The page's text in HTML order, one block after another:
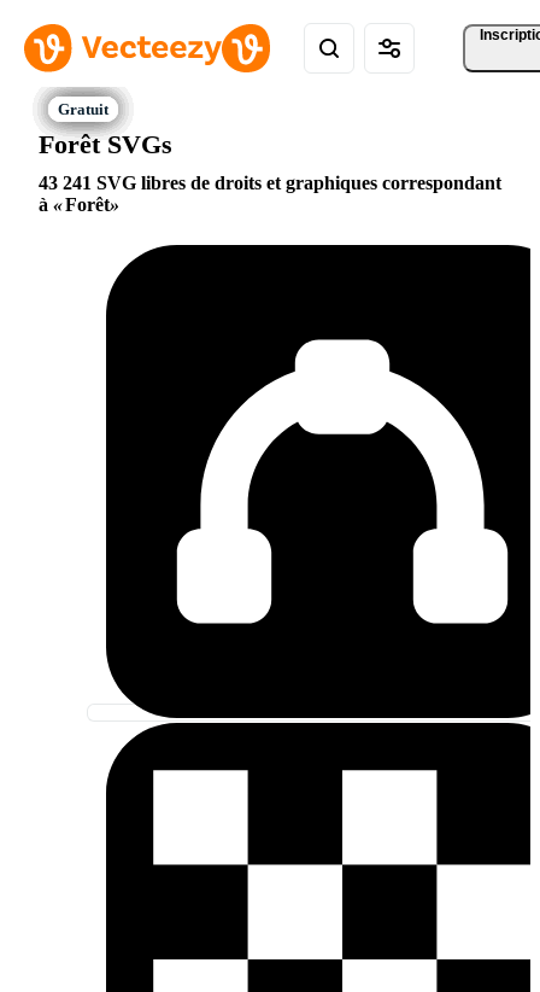
Forêt SVGs
43 241 SVG libres de droits et graphiques correspondant
à
Forêt